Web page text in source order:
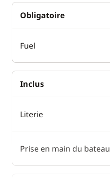
Obligatoire
Fuel
Inclus
Literie
Prise en main du bateau